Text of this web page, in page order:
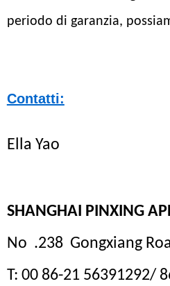
periodo di garanzia,
Contatti:
Ella Yao
SHANGHAI PINXING
No .238 Gongxiang
T: 00 86-21 56391292/